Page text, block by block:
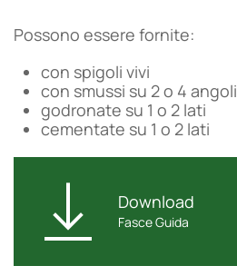
Possono essere fornite:
con spigoli vivi
con smussi su 2 o 4 angoli
godronate su 1 o 2 lati
cementate su 1 o 2 lati
Download
Fasce Guida